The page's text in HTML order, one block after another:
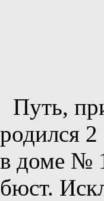
Путь,
родился 2
в доме №
бюст.